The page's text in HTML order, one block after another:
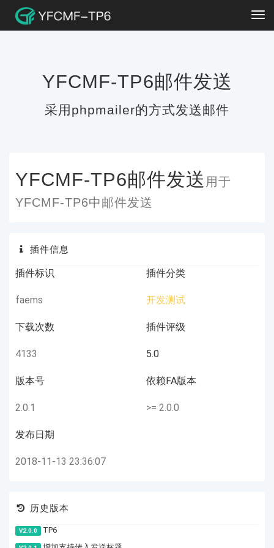
YFCMF-TP6邮件发送
采用phpmailer的方式发送邮件
YFCMF-TP6邮件发送 用于
YFCMF-TP6中邮件发送
插件信息
插件标识
faems
插件分类
开发测试
下载次数
4133
插件评级
5.0
版本号
2.0.1
依赖FA版本
>= 2.0.0
发布日期
2018-11-13 23:36:07
历史版本
V2.0.0 TP6